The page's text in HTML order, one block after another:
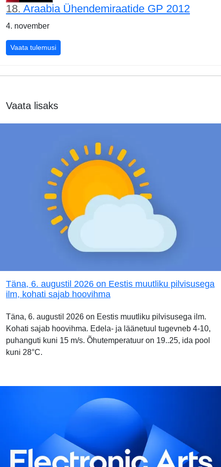
18. Araabia Ühendemiraatide GP 2012
4. november
Vaata tulemusiAraabia Ühendemiraatide GP 2012
Vaata lisaks
Täna, 6. augustil 2026 on Eestis muutliku pilvisusega
ilm, kohati sajab hoovihma
Täna, 6. augustil 2026 on Eestis muutliku pilvisusega ilm.
Kohati sajab hoovihma. Edela- ja läänetuul tugevneb 4-10,
puhanguti kuni 15 m/s. Õhutemperatuur on 19..25, ida pool
kuni 28°C.